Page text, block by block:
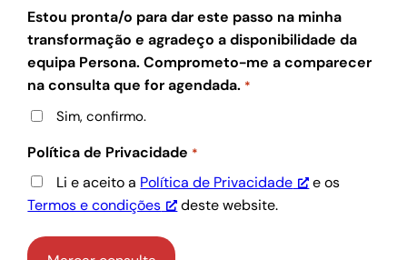
Estou pronta/o para dar este passo na minha
transformação e agradeço a disponibilidade da
equipa Persona. Comprometo-me a comparecer
na consulta que for agendada. *
Sim, confirmo.
Política de Privacidade *
Li e aceito a Política de Privacidade
e os
Termos e condições
deste website.